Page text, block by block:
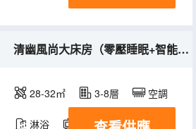
清幽風尚大床房（零壓睡眠+智能客控+小冰箱）
28-32㎡ 3-8層 空調
淋浴 電視機 冰箱